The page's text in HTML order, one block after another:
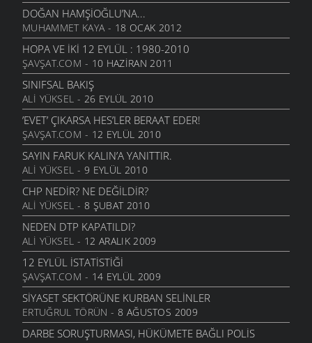
DOĞAN HAMŞIOĞLU’NA...
MUHAMMET KAYA- 18 OCAK 2012
HOPA VE İKI 12 EYLÜL : 1980-2010
ŞAVŞAT.COM - 10 HAZIRAN 2011
SINIFSAL BAKIŞ
ALI YÜKSEL - 26 EYLÜL 2010
’EVET’ ÇIKARSA HES’LER BERAAT EDER!
ŞAVŞAT.COM - 12 EYLÜL 2010
SAYIN FARUK KALIN’A YANITTIR.
ALI YÜKSEL - 9 EYLÜL 2010
CHP NEDIR? NE DEĞILDIR?
ALI YÜKSEL - 8 ŞUBAT 2010
NEDEN DTP KAPATILDI?
ALI YÜKSEL - 12 ARALIK 2009
12 EYLÜL İSTATISTIĞI
ŞAVŞAT.COM - 14 EYLÜL 2009
SIYASET SEKTÖRÜNE KURBAN SELINLER
ERTUĞRUL TÖRÜN - 8 AĞUSTOS 2009
DARBE SORUŞTURMASI, HÜKÜMETE BAĞLI POLIS